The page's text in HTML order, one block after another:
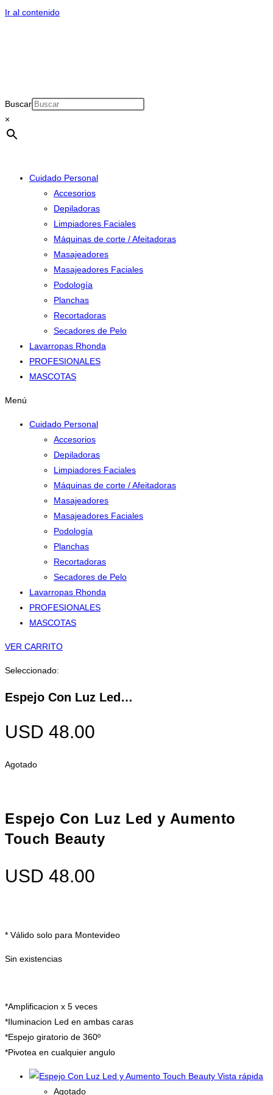
Ir al contenido
Buscar
×
Cuidado Personal
Accesorios
Depiladoras
Limpiadores Faciales
Máquinas de corte / Afeitadoras
Masajeadores
Masajeadores Faciales
Podología
Planchas
Recortadoras
Secadores de Pelo
Lavarropas Rhonda
PROFESIONALES
MASCOTAS
Menú
Cuidado Personal
Accesorios
Depiladoras
Limpiadores Faciales
Máquinas de corte / Afeitadoras
Masajeadores
Masajeadores Faciales
Podología
Planchas
Recortadoras
Secadores de Pelo
Lavarropas Rhonda
PROFESIONALES
MASCOTAS
VER CARRITO
Seleccionado:
Espejo Con Luz Led…
USD 48.00
Agotado
Espejo Con Luz Led y Aumento
Touch Beauty
USD 48.00
* Válido solo para Montevideo
Sin existencias
*Amplificacion x 5 veces
*Iluminacion Led en ambas caras
*Espejo giratorio de 360º
*Pivotea en cualquier angulo
Vista rápida
Agotado